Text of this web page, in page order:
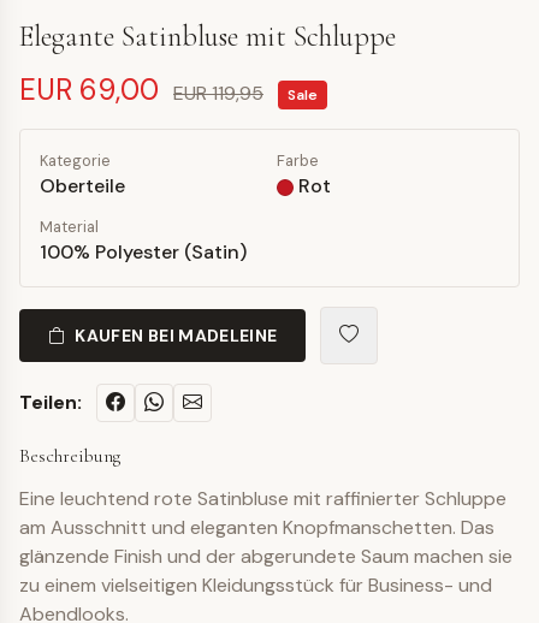
Elegante Satinbluse mit Schluppe
EUR 69,00 EUR 119,95 Sale
Kategorie
Oberteile
Farbe
Rot
Material
100% Polyester (Satin)
KAUFEN BEI MADELEINE
Teilen:
Beschreibung
Eine leuchtend rote Satinbluse mit raffinierter Schluppe
am Ausschnitt und eleganten Knopfmanschetten. Das
glänzende Finish und der abgerundete Saum machen sie
zu einem vielseitigen Kleidungsstück für Business- und
Abendlooks.